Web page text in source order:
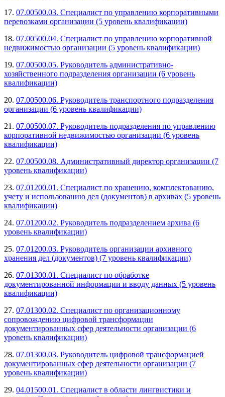
17. 07.00500.03. Специалист по управлению корпоративными
перевозками организации (5 уровень квалификации)
18. 07.00500.04. Специалист по управлению корпоративной
недвижимостью организации (5 уровень квалификации)
19. 07.00500.05. Руководитель административно-
хозяйственного подразделения организации (6 уровень
квалификации)
20. 07.00500.06. Руководитель транспортного подразделения
организации (6 уровень квалификации)
21. 07.00500.07. Руководитель подразделения по управлению
корпоративной недвижимостью организации (6 уровень
квалификации)
22. 07.00500.08. Административный директор организации (7
уровень квалификации)
23. 07.01200.01. Специалист по хранению, комплектованию,
учету и использованию дел (документов) в архивах (5 уровень
квалификации)
24. 07.01200.02. Руководитель подразделением архива (6
уровень квалификации)
25. 07.01200.03. Руководитель организации архивного
хранения дел (документов) (7 уровень квалификации)
26. 07.01300.01. Специалист по обработке
документированной информации и вводу данных (5 уровень
квалификации)
27. 07.01300.02. Специалист по организационному
сопровождению цифровой трансформации
документированных сфер деятельности организации (6
уровень квалификации)
28. 07.01300.03. Руководитель цифровой трансформацией
документированных сфер деятельности организации (7
уровень квалификации)
29. 04.01500.01. Специалист в области лингвистики и